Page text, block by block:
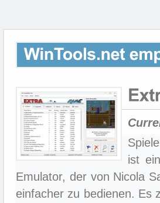
ist
Emulator, der von Nicola
einfacher zu bedienen. Es